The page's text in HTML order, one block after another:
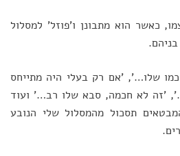
כאשר הוא מתבונן ו'פוזל' למסלול
כמו שלו…', 'אם רק בעלי היה מתייחס
'זה לא חכמה, סבא שלו רב…' ועוד
תסכול מהמסלול שלי הנובע